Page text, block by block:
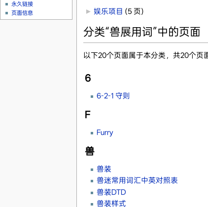
►娱乐项目 (5 页)
分类“兽展用词”中的页面
以下20个页面属于本分类，共20个页
6
6-2-1 守则
F
Furry
兽
兽装
兽迷常用词汇中英对照表
兽装DTD
兽装样式
永久链接
页面信息